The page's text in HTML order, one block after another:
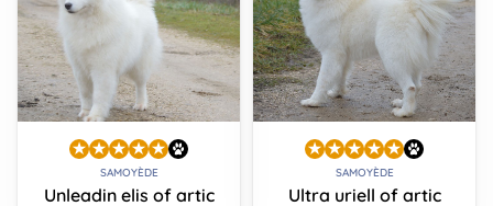
SAMOYÈDE
Unleadin elis of artic
SAMOYÈDE
Ultra uriell of artic